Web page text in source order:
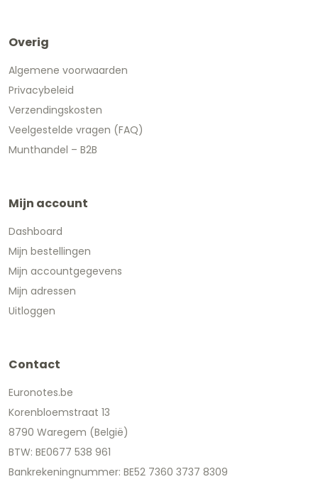
Overig
Algemene voorwaarden
Privacybeleid
Verzendingskosten
Veelgestelde vragen (FAQ)
Munthandel – B2B
Mijn account
Dashboard
Mijn bestellingen
Mijn accountgegevens
Mijn adressen
Uitloggen
Contact
Euronotes.be
Korenbloemstraat 13
8790 Waregem (België)
BTW: BE0677 538 961
Bankrekeningnummer: BE52 7360 3737 8309